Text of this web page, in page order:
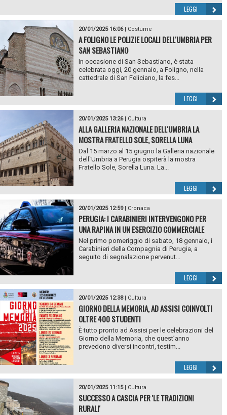
LEGGI
20/01/2025 16:06| Costume
A FOLIGNO LE POLIZIE LOCALI DELL'UMBRIA PER
SAN SEBASTIANO
In occasione di San Sebastiano, è stata
celebrata oggi, 20 gennaio, a Foligno, nella
cattedrale di San Feliciano, la fes...
LEGGI
20/01/2025 13:26| Cultura
ALLA GALLERIA NAZIONALE DELL'UMBRIA LA
MOSTRA FRATELLO SOLE, SORELLA LUNA
Dal 15 marzo al 15 giugno la Galleria nazionale
dell`Umbria a Perugia ospiterà la mostra
Fratello Sole, Sorella Luna. La...
LEGGI
20/01/2025 12:59| Cronaca
PERUGIA: I CARABINIERI INTERVENGONO PER
UNA RAPINA IN UN ESERCIZIO COMMERCIALE
Nel primo pomeriggio di sabato, 18 gennaio, i
Carabinieri della Compagnia di Perugia, a
seguito di segnalazione pervenut...
LEGGI
20/01/2025 12:38| Cultura
GIORNO DELLA MEMORIA, AD ASSISI COINVOLTI
OLTRE 400 STUDENTI
È tutto pronto ad Assisi per le celebrazioni del
Giorno della Memoria, che quest’anno
prevedono diversi incontri, testim...
LEGGI
20/01/2025 11:15| Cultura
SUCCESSO A CASCIA PER 'LE TRADIZIONI
RURALI'